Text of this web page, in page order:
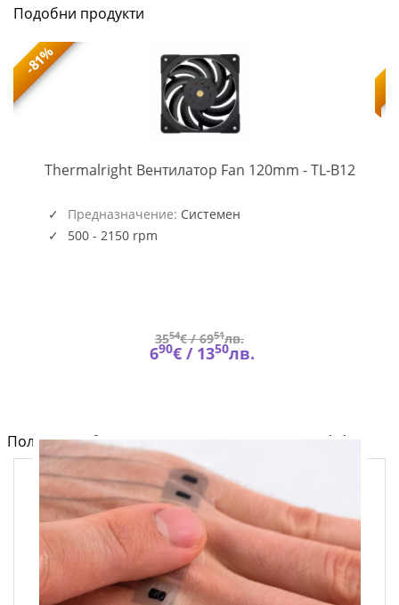
Подобни продукти
-81%
Thermalright Вентилатор Fan 120mm - TL-B12TL-
Предназначение: Системен
500 - 2150 rpm
3554€ /6951лв.
690€ / 1350лв.
Полезно от блога за компютри и лаптопи на Fly.bg